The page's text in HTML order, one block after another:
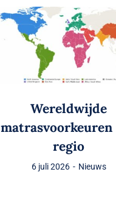
Wereldwijde
matrasvoorkeuren
regio
6 juli 2026 - Nieuws